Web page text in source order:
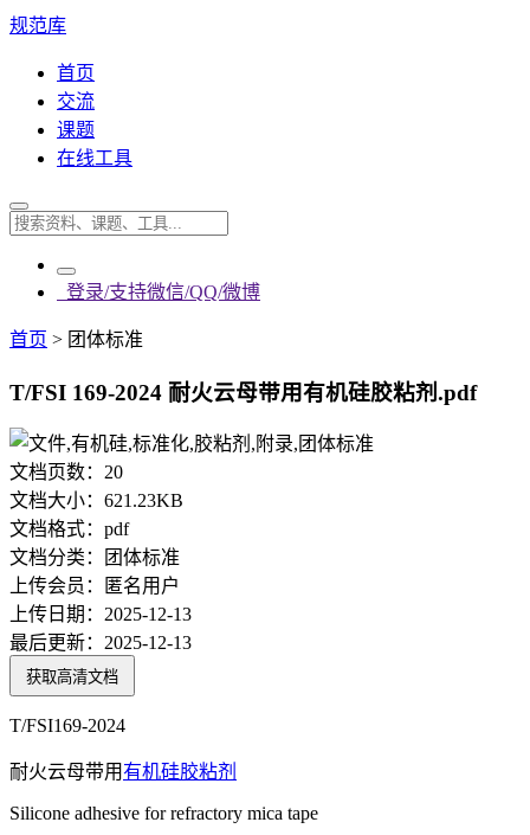
规范库
首页
交流
课题
在线工具
登录/支持微信/QQ/微博
首页 > 团体标准
T/FSI 169-2024 耐火云母带用有机硅胶粘剂.pdf
文档页数： 20
文档大小： 621.23KB
文档格式： pdf
文档分类：
团体标准
上传会员：
匿名用户
上传日期： 2025-12-13
最后更新： 2025-12-13
获取高清文档
T/FSI169-2024
耐火云母带用有机硅胶粘剂
Silicone adhesive for refractory mica tape